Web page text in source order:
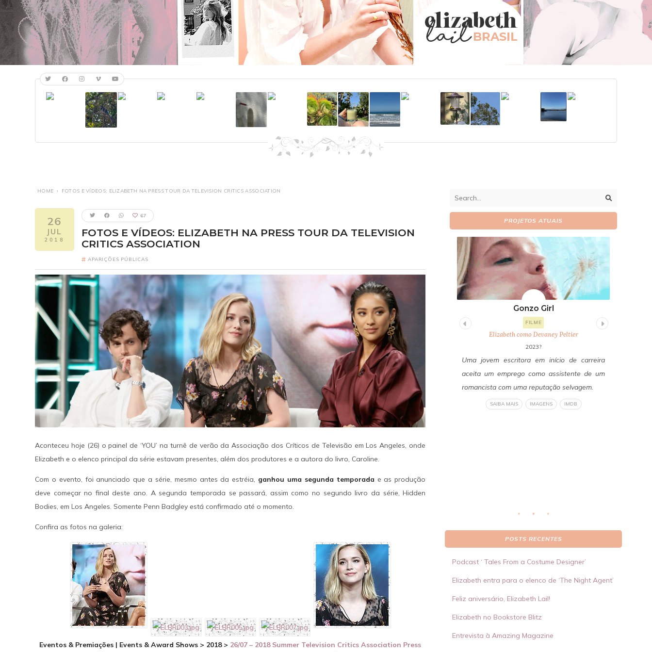
HOME › FOTOS E VÍDEOS: ELIZABETH NA PRESS TOUR DA TELEVISION CRITICS ASSOCIATION
26
JUL
2018
67
FOTOS E VÍDEOS: ELIZABETH NA PRESS TOUR DA TELEVISION
CRITICS ASSOCIATION
APARIÇÕES PÚBLICAS
Aconteceu hoje (26) o painel de ‘YOU’ na turnê de verão da Associação dos Críticos de Televisão em Los Angeles, onde
Elizabeth e o elenco principal da série estavam presentes, além dos produtores e a autora do livro, Caroline.
Com o evento, foi anunciado que a série, mesmo antes da estréia, ganhou uma segunda temporada e as produção
deve começar no final deste ano. A segunda temporada se passará, assim como no segundo livro da série, Hidden
Bodies, em Los Angeles. Somente Penn Badgley está confirmado até o momento.
Confira as fotos na galeria:
Eventos & Premiações | Events & Award Shows > 2018 > 26/07 – 2018 Summer Television Critics Association Press
PROJETOS ATUAIS
Five Nights at Freddy's 2
FILME
Elizabeth como Vanessa Shelly
2025
Um ano após o pesadelo sobrenatural na
Freddy Fazbear's Pizza, Abby foge para se
reconectar com seus amigos animatrônicos,
revelando segredos obscuros sobre a
verdadeira origem da Freddy's e libertando
um horror escondido há décadas.
SAIBA MAIS IMAGENS IMDB
Lucy Boomer
TV
Elizabeth como Anna
2027?
Para salvar sua carreira, um escritor
decadente ajuda uma idosa de 93 anos a
fugir de um asilo em troca de segredos
presidenciais. A viagem rumo à Dakota do
Norte ganha contornos complexos com a
chegada de uma mochileira que desestabiliza
a dupla. O trajeto torna-se uma fuga real
quando o grupo passa a ser perseguido por
SAIBA MAIS IMAGENS IMDB
Gonzo Girl
FILME
Elizabeth como Devaney Peltier
2023?
Uma jovem escritora em início de carreira
aceita um emprego como assistente de um
romancista com uma reputação selvagem.
SAIBA MAIS IMAGENS IMDB
POSTS RECENTES
Podcast ‘ Tales From a Costume Designer’
Elizabeth entra para o elenco de ‘The Night Agent’
Feliz aniversário, Elizabeth Lail!
Elizabeth no Bookstore Blitz
Entrevista à Amazing Magazine